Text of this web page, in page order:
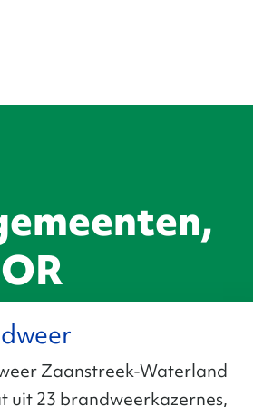
Zaanstreek-Waterland
uit 23 brandweerkazernes,